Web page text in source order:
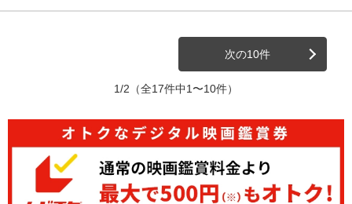
次の10件
1/2 （全17件中1〜10件）